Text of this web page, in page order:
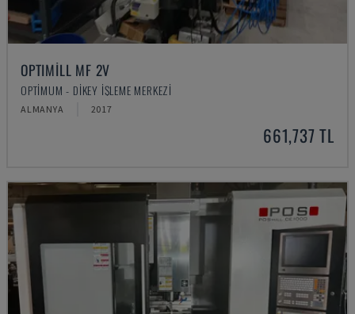
OPTIMILL MF 2V
OPTIMUM - DIKEY İŞLEME MERKEZI
ALMANYA 2017
661,737 TL